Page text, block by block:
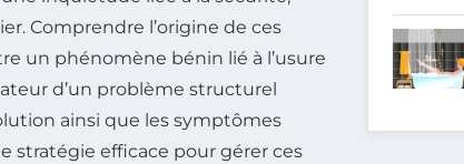
Comprendre l’origine de ces
un phénomène bénin lié à l’usure
d’un problème structurel
ainsi que les symptômes
stratégie efficace pour gérer ces